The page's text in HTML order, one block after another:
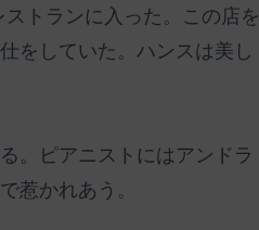
トランに入った。この店を
をしていた。ハンスは美し
。ピアニストにはアンドラ
惹かれあう。